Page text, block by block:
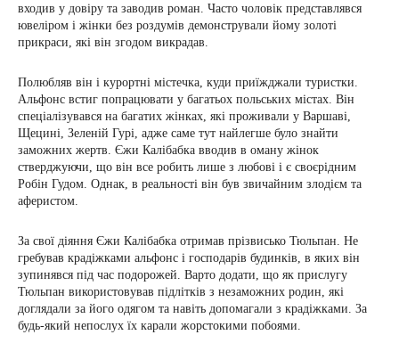
входив у довіру та заводив роман. Часто чоловік представлявся
ювеліром і жінки без роздумів демонстрували йому золоті
прикраси, які він згодом викрадав.
Полюбляв він і курортні містечка, куди приїжджали туристки.
Альфонс встиг попрацювати у багатьох польських містах. Він
спеціалізувався на багатих жінках, які проживали у Варшаві,
Щецині, Зеленій Гурі, адже саме тут найлегше було знайти
заможних жертв. Єжи Калібабка вводив в оману жінок
стверджуючи, що він все робить лише з любові і є своєрідним
Робін Гудом. Однак, в реальності він був звичайним злодієм та
аферистом.
За свої діяння Єжи Калібабка отримав прізвисько Тюльпан. Не
гребував крадіжками альфонс і господарів будинків, в яких він
зупинявся під час подорожей. Варто додати, що як прислугу
Тюльпан використовував підлітків з незаможних родин, які
доглядали за його одягом та навіть допомагали з крадіжками. За
будь-який непослух їх карали жорстокими побоями.